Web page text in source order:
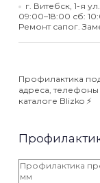
г. Витебск, 1-я
09:00–18:00 сб:
Ремонт сапог.
Профилактика
адреса,
каталоге Blizko ⚡️
Профилактика
мм